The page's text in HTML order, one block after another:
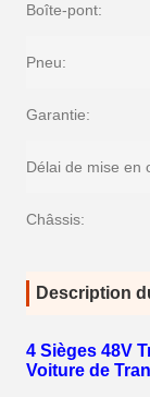
Boîte-pont:
Pneu:
Garantie:
Délai de mise en
Châssis:
Description
4 Sièges 48V
Voiture de